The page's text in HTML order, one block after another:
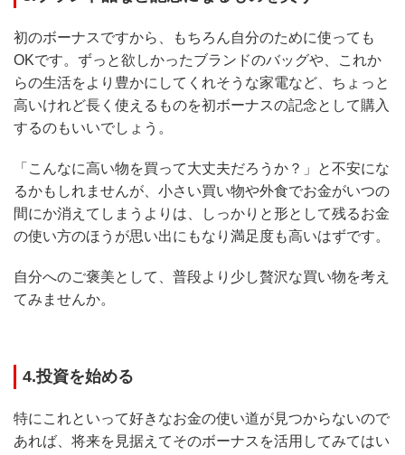
初のボーナスですから、もちろん自分のために使っても
OKです。ずっと欲しかったブランドのバッグや、これか
らの生活をより豊かにしてくれそうな家電など、ちょっと
高いけれど長く使えるものを初ボーナスの記念として購入
するのもいいでしょう。
「こんなに高い物を買って大丈夫だろうか？」と不安にな
るかもしれませんが、小さい買い物や外食でお金がいつの
間にか消えてしまうよりは、しっかりと形として残るお金
の使い方のほうが思い出にもなり満足度も高いはずです。
自分へのご褒美として、普段より少し贅沢な買い物を考え
てみませんか。
4.投資を始める
特にこれといって好きなお金の使い道が見つからないので
あれば、将来を見据えてそのボーナスを活用してみてはい